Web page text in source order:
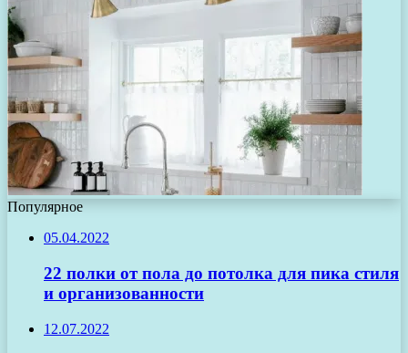
Популярное
05.04.2022
22 полки от пола до потолка для пика стиля
и организованности
12.07.2022